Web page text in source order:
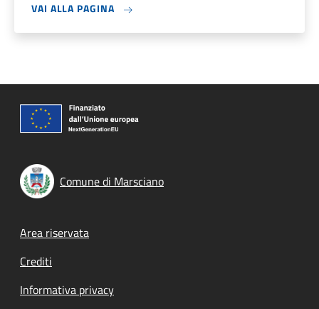
VAI ALLA PAGINA
Comune di Marsciano
Footer menu
Area riservata
Crediti
Informativa privacy